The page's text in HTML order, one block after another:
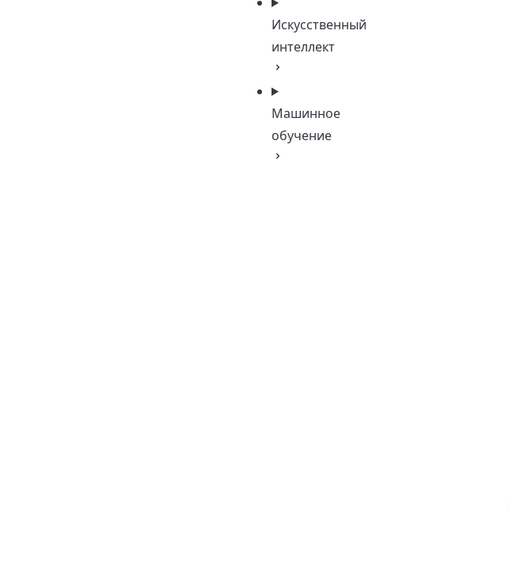
Искусственный
интеллект
Машинное
обучение